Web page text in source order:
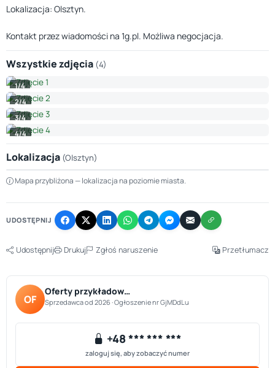
Lokalizacja: Olsztyn.
Kontakt przez wiadomości na 1g.pl. Możliwa negocjacja.
Wszystkie zdjęcia (4)
1/4
2/4
3/4
4/4
Lokalizacja (Olsztyn)
+
−
Mapa przybliżona — lokalizacja na poziomie miasta.
UDOSTĘPNIJ
Udostępnij Drukuj Zgłoś naruszenie Przetłumacz
OF
Oferty przykładow…
Sprzedawca od 2026 · Ogłoszenie nr GjMDdLu
+48 *** *** ***
zaloguj się, aby zobaczyć numer